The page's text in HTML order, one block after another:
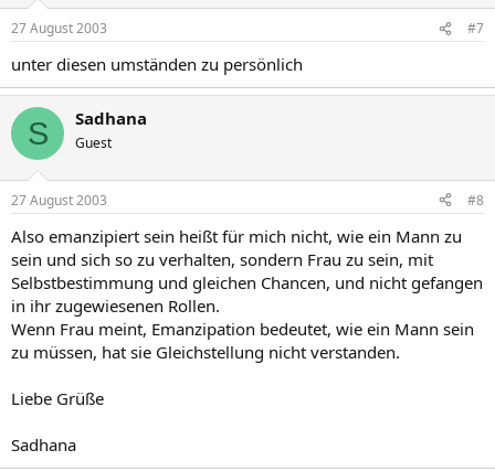
27 August 2003 #7
unter diesen umständen zu persönlich
S Sadhana
Guest
27 August 2003 #8
Also emanzipiert sein heißt für mich nicht, wie ein Mann zu
sein und sich so zu verhalten, sondern Frau zu sein, mit
Selbstbestimmung und gleichen Chancen, und nicht gefangen
in ihr zugewiesenen Rollen.
Wenn Frau meint, Emanzipation bedeutet, wie ein Mann sein
zu müssen, hat sie Gleichstellung nicht verstanden.
Liebe Grüße
Sadhana